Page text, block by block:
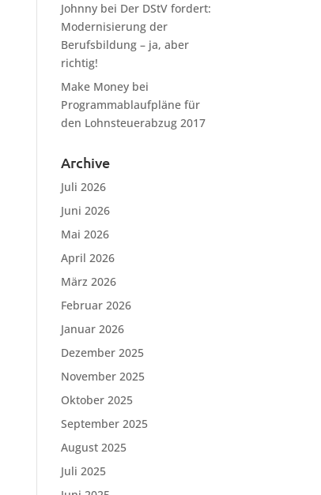
Johnny bei Der DStV fordert:
Modernisierung der
Berufsbildung – ja, aber
richtig!
Make Money bei
Programmablaufpläne für
den Lohnsteuerabzug 2017
Archive
Juli 2026
Juni 2026
Mai 2026
April 2026
März 2026
Februar 2026
Januar 2026
Dezember 2025
November 2025
Oktober 2025
September 2025
August 2025
Juli 2025